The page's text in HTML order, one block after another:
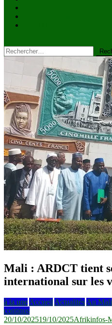
Rechercher :
Mali : ARDCT tient
international sur les
à la une Accueil Actualités Au Mali
continus
20/10/202519/10/2025Afrikinfos-